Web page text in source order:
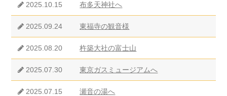
2025.10.15 布多天神社へ
2025.09.24 東福寺の観音様
2025.08.20 杵築大社の富士山
2025.07.30 東京ガスミュージアムへ
2025.07.15 瀬音の湯へ